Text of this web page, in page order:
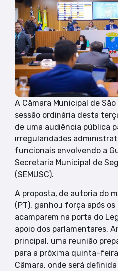
A Câmara Municipal de
sessão ordinária desta
de uma audiência pública
irregularidades
funcionais envolvendo a
Secretaria Municipal de
(SEMUSC).
A proposta, de autoria do
(PT), ganhou força após
acamparem na porta do
apoio dos parlamentares.
principal, uma reunião
para a próxima quinta-feira
Câmara, onde será